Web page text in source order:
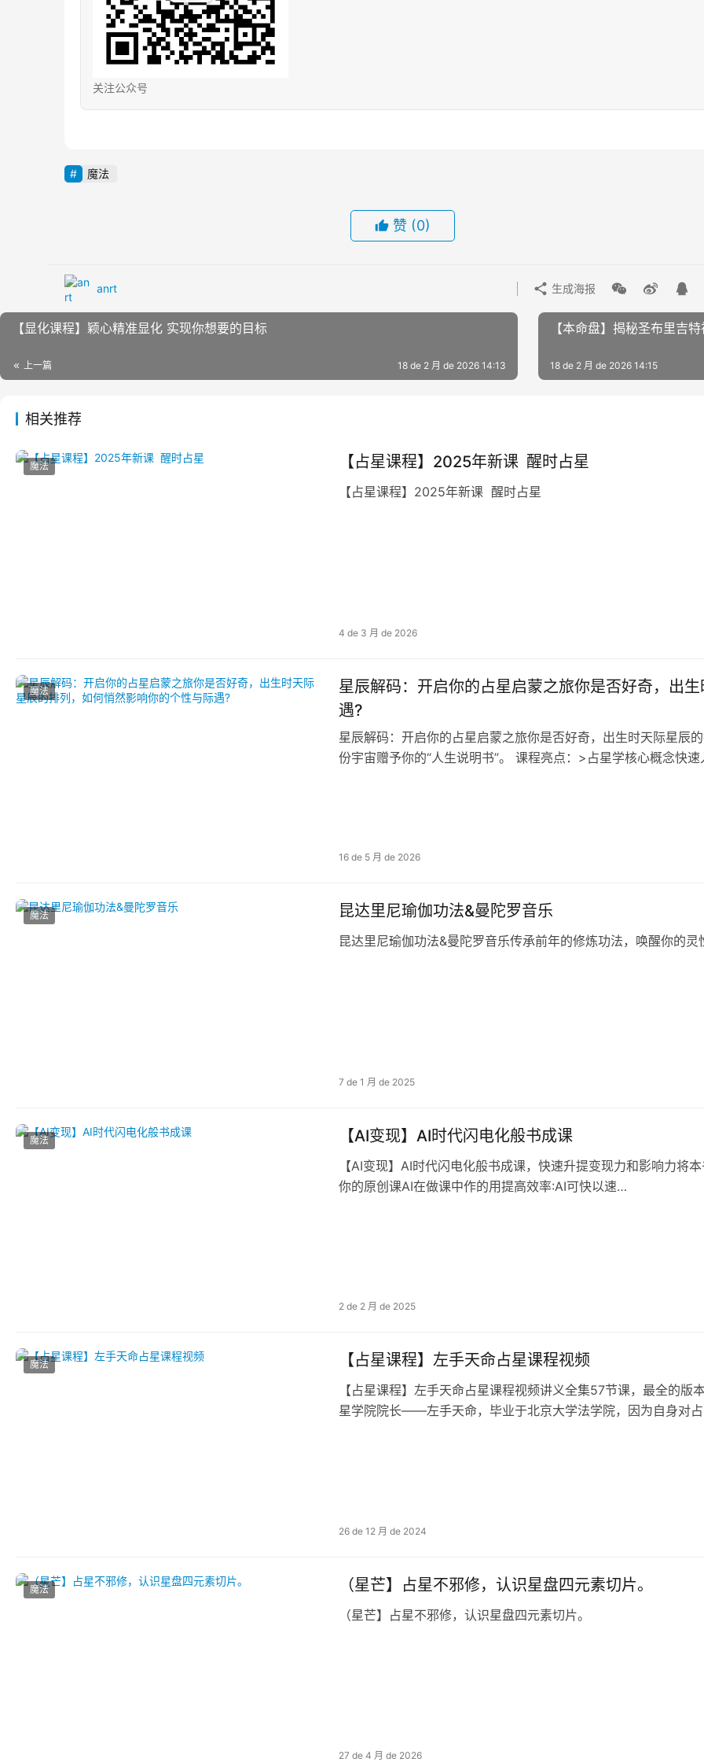
关注公众号
魔法
赞 (0)
anrt 生成海报
【显化课程】颖心精准显化 实现你想要的目标
上一篇 18 de 2 月 de 2026 14:13 18 de 2 月 de 2026 14:15
相关推荐
魔法 【占星课程】2025年新课 醒时占星
【占星课程】2025年新课 醒时占星
4 de 3 月 de 2026
魔法
星辰解码：开启你的占星启蒙之旅你是否好奇，出
遇?
星辰解码：开启你的占星启蒙之旅你是否好奇，出生时天际星辰
份宇宙赠予你的“人生说明书”。 课程亮点：>占星学核心概念快
16 de 5 月 de 2026
魔法 昆达里尼瑜伽功法&曼陀罗音乐
昆达里尼瑜伽功法&曼陀罗音乐传承前年的修炼功法，唤醒你的
7 de 1 月 de 2025
魔法 【AI变现】AI时代闪电化般‬书成课
【AI变现】AI时代闪电化般‬书成课，快速升提‬变现力和影响力将
你的原创课AI在做课中作的‬用提高效率:AI可快以‬速…
2 de 2 月 de 2025
魔法 【占星课程】左手天命占星课程视频
【占星课程】左手天命占星课程视频讲义全集57节课，最全的
星学院院长——左手天命，毕业于北京大学法学院，因为自身对
26 de 12 月 de 2024
魔法 （星芒】占星不邪修，认识星盘四元素切片。
（星芒】占星不邪修，认识星盘四元素切片。
27 de 4 月 de 2026